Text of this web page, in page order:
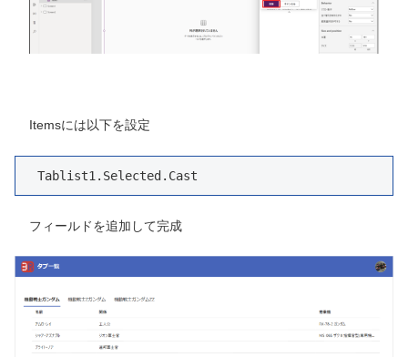
Itemsには以下を設定
Tablist1.Selected.Cast
フィールドを追加して完成